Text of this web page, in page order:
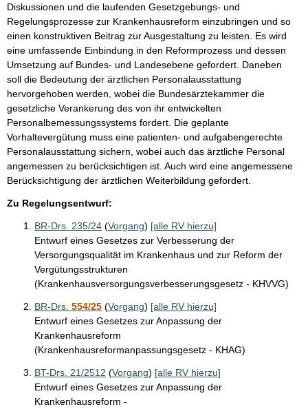
Diskussionen und die laufenden Gesetzgebungs- und
Regelungsprozesse zur Krankenhausreform einzubringen und so
einen konstruktiven Beitrag zur Ausgestaltung zu leisten. Es wird
eine umfassende Einbindung in den Reformprozess und dessen
Umsetzung auf Bundes- und Landesebene gefordert. Daneben
soll die Bedeutung der ärztlichen Personalausstattung
hervorgehoben werden, wobei die Bundesärztekammer die
gesetzliche Verankerung des von ihr entwickelten
Personalbemessungssystems fordert. Die geplante
Vorhaltevergütung muss eine patienten- und aufgabengerechte
Personalausstattung sichern, wobei auch das ärztliche Personal
angemessen zu berücksichtigen ist. Auch wird eine angemessene
Berücksichtigung der ärztlichen Weiterbildung gefordert.
Zu Regelungsentwurf:
BR-Drs. 235/24 (Vorgang) [alle RV hierzu]
Entwurf eines Gesetzes zur Verbesserung der
Versorgungsqualität im Krankenhaus und zur Reform der
Vergütungsstrukturen
(Krankenhausversorgungsverbesserungsgesetz - KHVVG)
BR-Drs. 554/25 (Vorgang) [alle RV hierzu]
Entwurf eines Gesetzes zur Anpassung der
Krankenhausreform
(Krankenhausreformanpassungsgesetz - KHAG)
BT-Drs. 21/2512 (Vorgang) [alle RV hierzu]
Entwurf eines Gesetzes zur Anpassung der
Krankenhausreform -